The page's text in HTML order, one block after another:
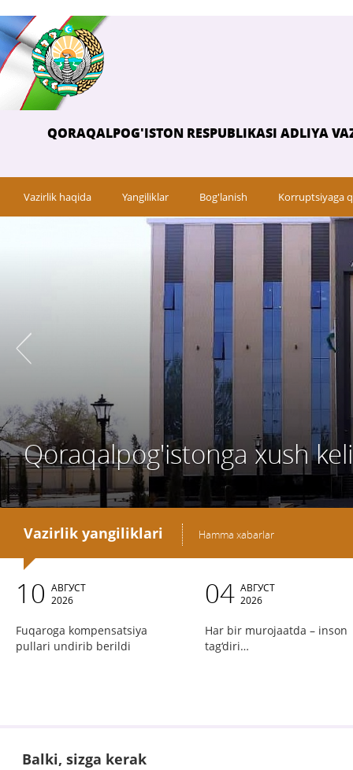
QORAQALPOG'ISTON RESPUBLIKASI ADLIYA
Vazirlik haqida Yangiliklar Bog'lanish Korruptsiyaga
Qoraqalpog'istonga xush
Vazirlik yangiliklari Hamma xabarlar
10 АВГУСТ
2026
Fuqaroga kompensatsiya
pullari undirib berildi
04 АВГУСТ
2026
Har bir murojaatda – inson
tag‘diri…
Balki, sizga kerak